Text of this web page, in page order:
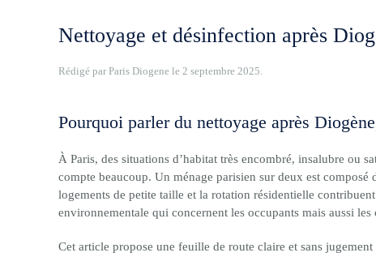
Nettoyage et désinfection après
Rédigé par Paris Diogene le 2 septembre 2025.
Pourquoi parler du nettoyage après
À Paris, des situations d’habitat très encombré, insalubre ou
compte beaucoup. Un ménage parisien sur deux est
logements de petite taille et la rotation résidentielle
environnementale qui concernent les occupants mais aussi
Cet article propose une feuille de route claire et sans